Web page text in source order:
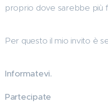
proprio dove sarebbe più
Per questo il mio invito è
Informatevi.
Partecipate